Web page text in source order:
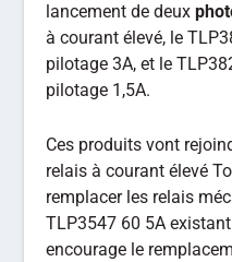
lancement de deux
à courant élevé, le
pilotage 3A, et le
pilotage 1,5A.
Ces produits vont
relais à courant élevé
remplacer les relais
TLP3547 60 5A
encourage le